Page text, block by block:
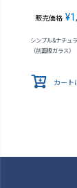
販売価格 ¥
シンプル&ナチュ
（前面板ガラス）
カート